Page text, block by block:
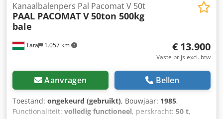
Tata 1.057 km
Kanaalbalenpers Pal Pacomat V 50t
PAAL PACOMAT V50ton 500kg
bale
€ 13.900
Vaste prijs excl. btw
Aanvragen Bellen
Toestand: ongekeurd (gebruikt), Bouwjaar: 1985,
Functionaliteit: volledig functioneel, perskracht: 50 t,